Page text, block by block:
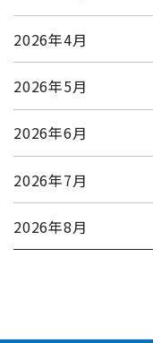
2026年4月
2026年5月
2026年6月
2026年7月
2026年8月